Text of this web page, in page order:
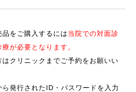
をご購入するには当院での対面診
が必要となります。
クリニックまでご予約をお願いい
発行されたID・パスワードを入力